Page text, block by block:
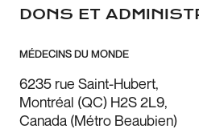
DONS ET
MÉDECINS DU MONDE
6235 rue Saint-Hubert,
Montréal (QC) H2S 2L9,
Canada (Métro Beaubien)